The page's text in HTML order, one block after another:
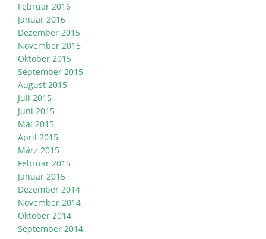
Februar 2016
Januar 2016
Dezember 2015
November 2015
Oktober 2015
September 2015
August 2015
Juli 2015
Juni 2015
Mai 2015
April 2015
März 2015
Februar 2015
Januar 2015
Dezember 2014
November 2014
Oktober 2014
September 2014